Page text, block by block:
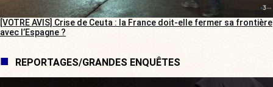
[VOTRE AVIS] Crise de Ceuta : la France doit-elle fermer sa frontière
avec l’Espagne ?
REPORTAGES/GRANDES ENQUÊTES